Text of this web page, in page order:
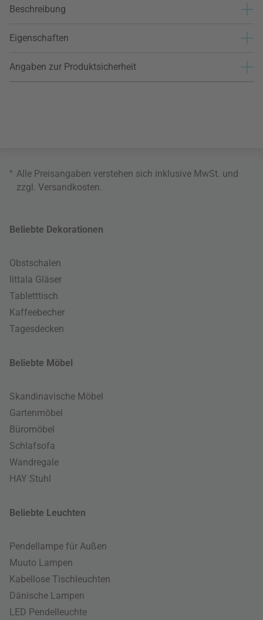
Beschreibung
Eigenschaften
Angaben zur Produktsicherheit
* Alle Preisangaben verstehen sich inklusive MwSt. und
zzgl. Versandkosten
Beliebte Dekorationen
Obstschalen
Iittala Gläser
Tabletttisch
Kaffeebecher
Tagesdecken
Beliebte Möbel
Skandinavische Möbel
Gartenmöbel
Büromöbel
Schlafsofa
Wandregale
HAY Stuhl
Beliebte Leuchten
Pendellampe für Außen
Muuto Lampen
Kabellose Tischleuchten
Dänische Lampen
LED Pendelleuchte